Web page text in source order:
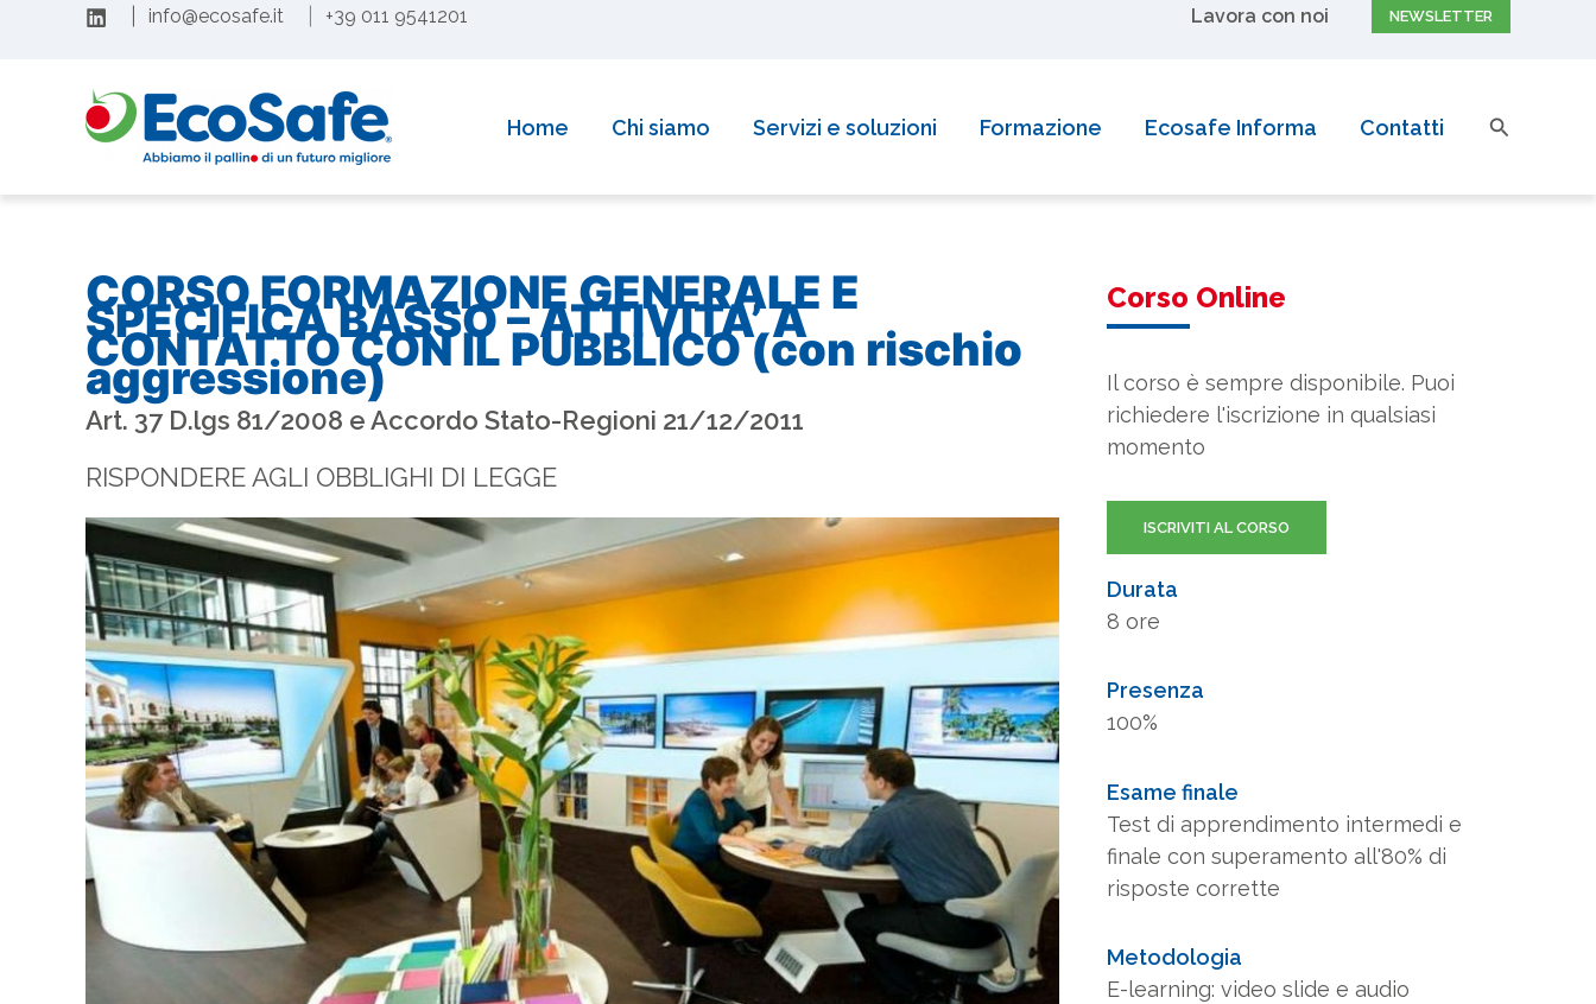
info@ecosafe.it +39 011 9541201 Lavora con noi NEWSLETTER
Home Chi siamo Servizi e soluzioni Formazione Ecosafe Informa Contatti Cerca
CORSO FORMAZIONE GENERALE E
SPECIFICA BASSO – ATTIVITA’ A
CONTATTO CON IL PUBBLICO (con rischio
aggressione)
Art. 37 D.lgs 81/2008 e Accordo Stato-Regioni 21/12/2011
RISPONDERE AGLI OBBLIGHI DI LEGGE
Corso Online
Il corso è sempre disponibile. Puoi
richiedere l'iscrizione in qualsiasi
momento
ISCRIVITI AL CORSO
Durata
8 ore
Presenza
100%
Esame finale
Test di apprendimento intermedi e
finale con superamento all'80% di
risposte corrette
Metodologia
E-learning: video slide e audio